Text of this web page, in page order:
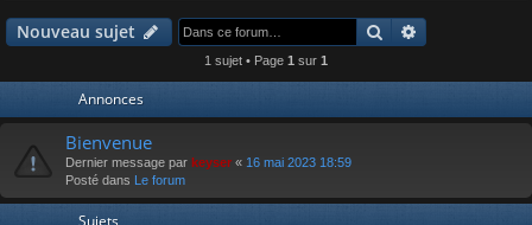
Nouveau sujet Rechercher
1 sujet • Page 1 sur 1
Annonces
Bienvenue
Dernier message par keyser « 16 mai 2023 18:59
Posté dans Le forum
Sujets